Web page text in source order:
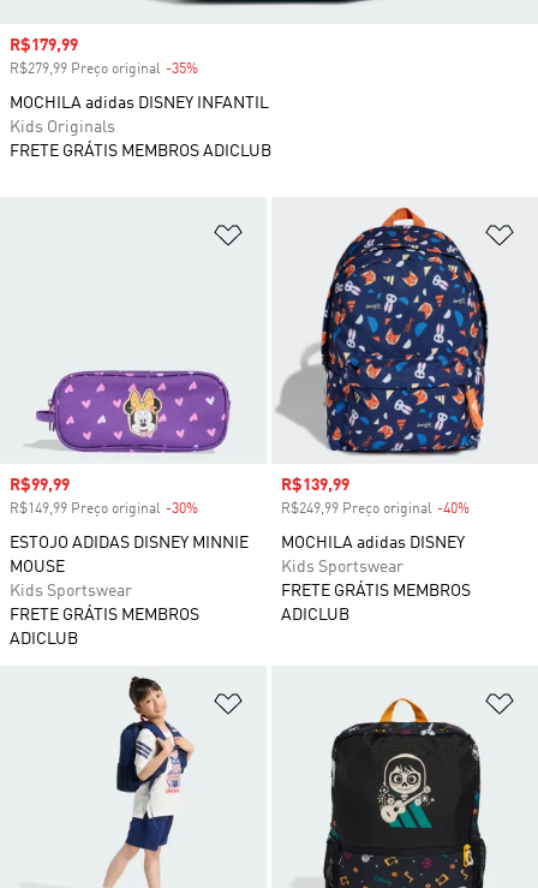
Adicionar à Lista de Desejos
Preço com desconto
R$99,99
R$149,99 Preço original -30%
ESTOJO ADIDAS DISNEY MINNIE
MOUSE
Kids Sportswear
FRETE GRÁTIS MEMBROS
ADICLUB
Preço com desconto
R$139,99
R$249,99 Preço original -40%
MOCHILA adidas DISNEY
Kids Sportswear
FRETE GRÁTIS MEMBROS
ADICLUB
Adicionar à Lista de Desejos
Preço com desconto
R$179,99
R$279,99 Preço original -35%
MOCHILA adidas DISNEY INFANTIL
Kids Originals
FRETE GRÁTIS MEMBROS ADICLUB